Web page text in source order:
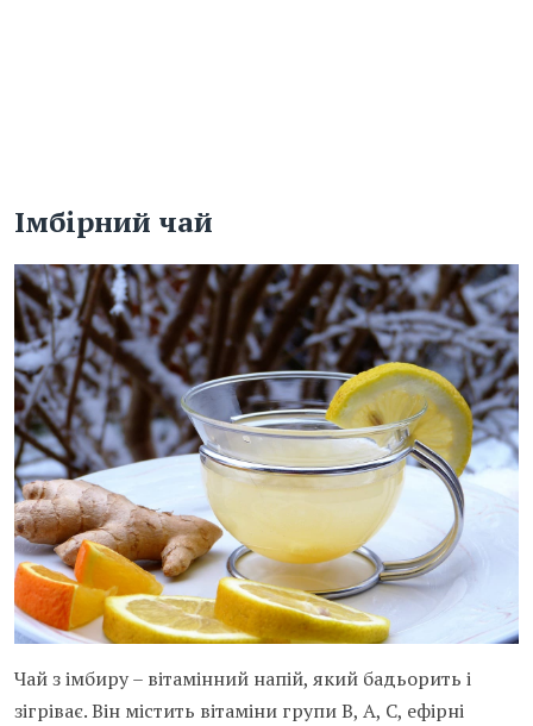
Імбірний чай
Чай з імбиру – вітамінний напій, який бадьорить і
зігріває. Він містить вітаміни групи В, А, С, ефірні